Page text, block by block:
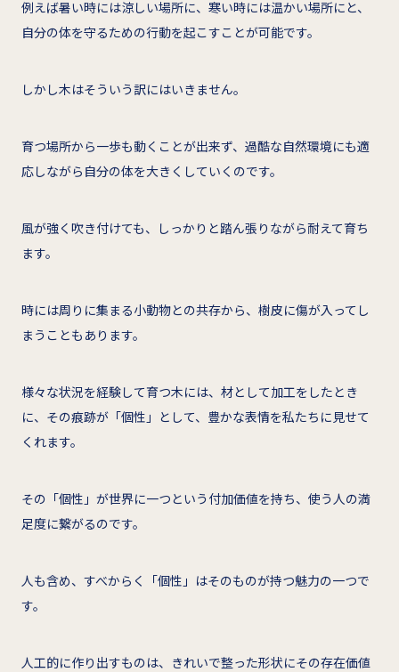
例えば暑い時には涼しい場所に、寒い時には温かい場所にと、
自分の体を守るための行動を起こすことが可能です。
しかし木はそういう訳にはいきません。
育つ場所から一歩も動くことが出来ず、過酷な自然環境にも適
応しながら自分の体を大きくしていくのです。
風が強く吹き付けても、しっかりと踏ん張りながら耐えて育ち
ます。
時には周りに集まる小動物との共存から、樹皮に傷が入ってし
まうこともあります。
様々な状況を経験して育つ木には、材として加工をしたとき
に、その痕跡が「個性」として、豊かな表情を私たちに見せて
くれます。
その「個性」が世界に一つという付加価値を持ち、使う人の満
足度に繋がるのです。
人も含め、すべからく「個性」はそのものが持つ魅力の一つで
す。
人工的に作り出すものは、きれいで整った形状にその存在価値